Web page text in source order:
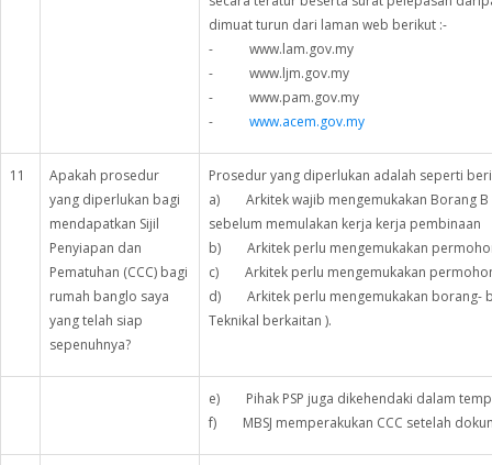
dimuat turun dari laman web berikut :-
- www.lam.gov.my
- www.ljm.gov.my
- www.pam.gov.my
- www.acem.gov.my
11
Apakah prosedur
yang diperlukan bagi
mendapatkan Sijil
Penyiapan dan
Pematuhan (CCC) bagi
rumah banglo saya
yang telah siap
sepenuhnya?
Prosedur yang diperlukan adalah seperti
a) Arkitek wajib mengemukakan Borang B (
sebelum memulakan kerja kerja pembinaan
b) Arkitek perlu mengemukakan
c) Arkitek perlu mengemukakan
d) Arkitek perlu mengemukakan borang-
Teknikal berkaitan ).
e) Pihak PSP juga dikehendaki dalam
f) MBSJ memperakukan CCC setelah